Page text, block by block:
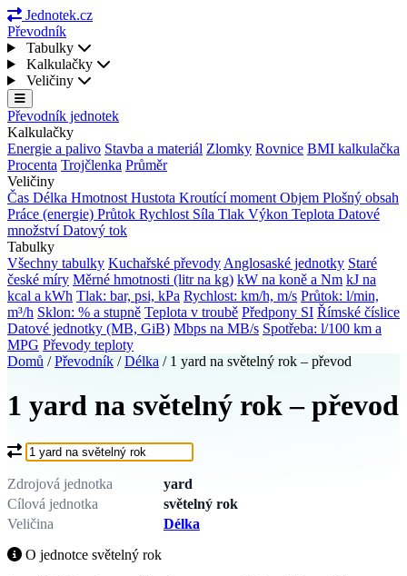
Jednotek.cz
Převodník
Tabulky
Kalkulačky
Veličiny
Převodník jednotek
Kalkulačky
Energie a palivo Stavba a materiál Zlomky Rovnice BMI kalkulačka
Procenta Trojčlenka Průměr
Veličiny
Čas Délka Hmotnost Hustota Kroutící moment Objem Plošný obsah
Práce (energie) Průtok Rychlost Síla Tlak Výkon Teplota Datové
množstvíDatový tok
Tabulky
Všechny tabulky Kuchařské převody Anglosaské jednotky Staré
české míry Měrné hmotnosti (litr na kg) kW na koně a Nm kJ na
kcal a kWh Tlak: bar, psi, kPa Rychlost: km/h, m/s Průtok: l/min,
m³/h Sklon: % a stupně Teplota v troubě Předpony SI Římské číslice
Datové jednotky (MB, GiB) Mbps na MB/s Spotřeba: l/100 km a
MPG Převody teploty
Domů / Převodník / Délka / 1 yard na světelný rok – převod
1 yard na světelný rok – převod
Co chcete převést?
Zdrojová jednotka
yard
Cílová jednotka
světelný rok
Veličina
Délka
O jednotce světelný rok